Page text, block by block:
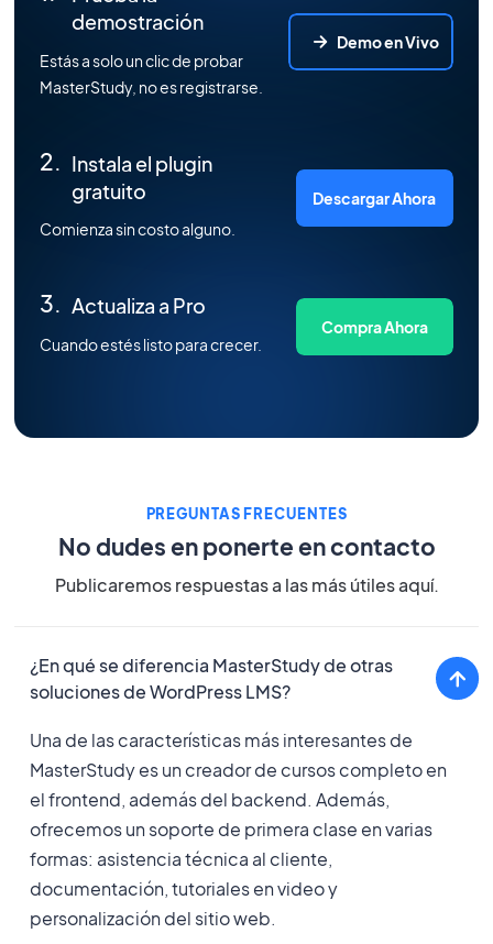
demostración
Estás a solo un clic de probar
MasterStudy, no es registrarse.
Demo en Vivo
Instala el plugin
gratuito
Comienza sin costo alguno.
Descargar Ahora
Actualiza a Pro
Cuando estés listo para crecer.
Compra Ahora
PREGUNTAS FRECUENTES
No dudes en ponerte en contacto
Publicaremos respuestas a las más útiles aquí.
¿En qué se diferencia MasterStudy de otras
soluciones de WordPress LMS?
Una de las características más interesantes de
MasterStudy es un creador de cursos completo en
el frontend, además del backend. Además,
ofrecemos un soporte de primera clase en varias
formas: asistencia técnica al cliente,
documentación, tutoriales en video y
personalización del sitio web.